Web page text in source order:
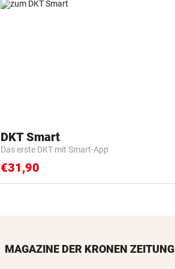
DKT Smart
Das erste DKT mit Smart-App
€31,90
MAGAZINE DER KRONEN ZEITUNG